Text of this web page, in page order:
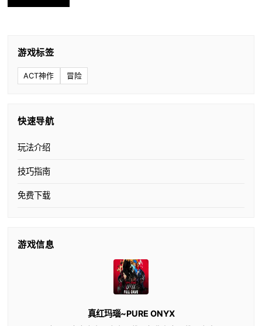
游戏标签
ACT神作 冒险
快速导航
玩法介绍
技巧指南
免费下载
游戏信息
真红玛瑙~PURE ONYX